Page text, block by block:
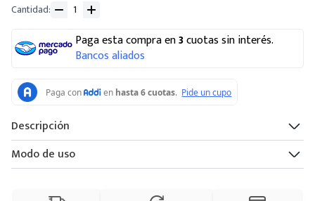
Cantidad
Paga esta compra en3cuotas sin interés.
Bancos aliados
Descripción
Modo de uso